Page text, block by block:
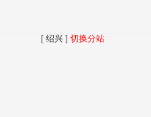
[ 绍兴 ] 切换分站